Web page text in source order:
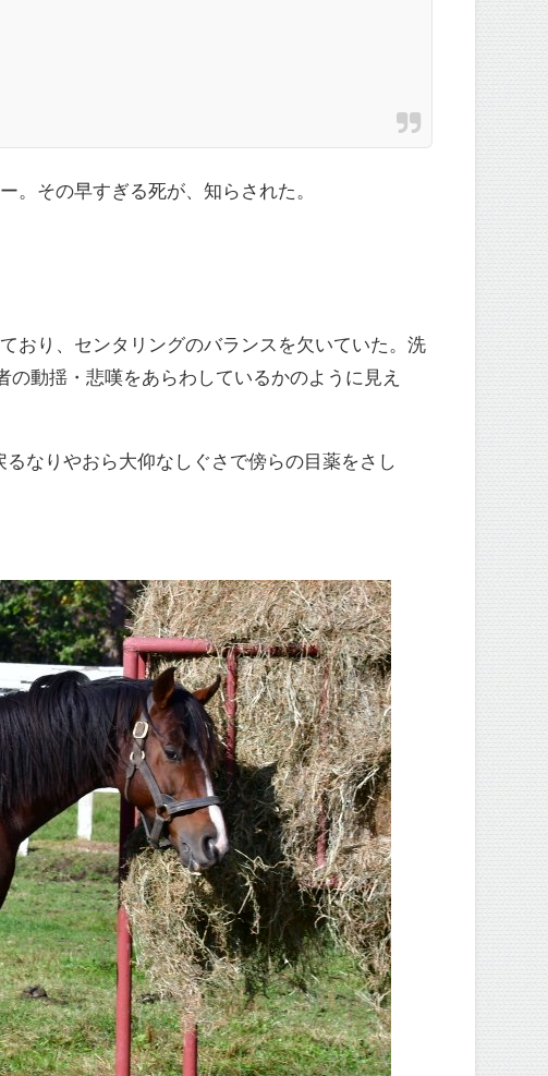
。その早すぎる死が、知らされた。
おり、センタリングのバランスを欠いていた。洗
動揺・悲嘆をあらわしているかのように見え
なりやおら大仰なしぐさで傍らの目薬をさし